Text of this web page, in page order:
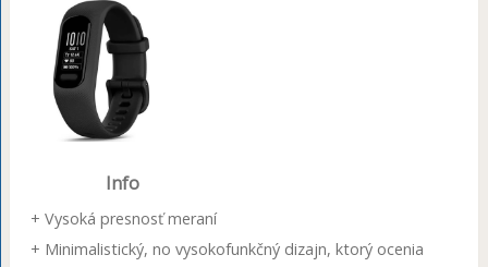
Info
+ Vysoká presnosť meraní
+ Minimalistický, no vysokofunkčný dizajn, ktorý ocenia